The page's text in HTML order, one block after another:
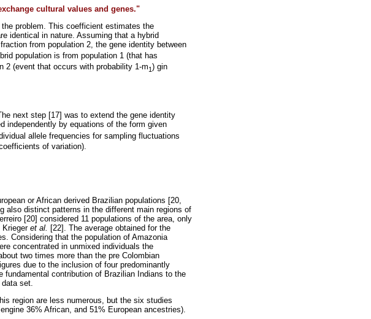
cultural values and genes."
problem. This coefficient estimates the
identical in nature. Assuming that a hybrid
from population 2, the gene identity between
population is from population 1 (that has
2 (event that occurs with probability 1-m1) gin
next step [17] was to extend the gene identity
independently by equations of the form given
allele frequencies for sampling fluctuations
of variation).
or African derived Brazilian populations [20,
also distinct patterns in the different main regions of
[20] considered 11 populations of the area, only
Krieger et al.
[22]. The average obtained for the
Considering that the population of Amazonia
concentrated in unmixed individuals the
two times more than the pre Colombian
due to the inclusion of four predominantly
fundamental contribution of Brazilian Indians to the
set.
region are less numerous, but the six studies
36% African, and 51% European ancestries).